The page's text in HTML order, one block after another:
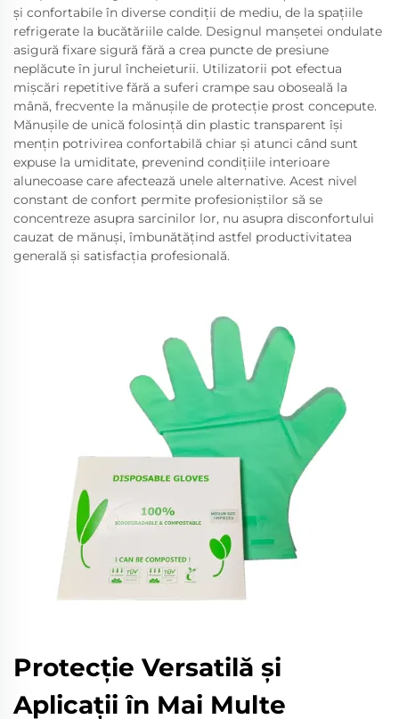
și confortabile în diverse condiții de mediu, de la spațiile
refrigerate la bucătăriile calde. Designul manșetei ondulate
asigură fixare sigură fără a crea puncte de presiune
neplăcute în jurul încheieturii. Utilizatorii pot efectua
mișcări repetitive fără a suferi crampe sau oboseală la
mână, frecvente la mănușile de protecție prost concepute.
Mănușile de unică folosință din plastic transparent își
mențin potrivirea confortabilă chiar și atunci când sunt
expuse la umiditate, prevenind condițiile interioare
alunecoase care afectează unele alternative. Acest nivel
constant de confort permite profesioniștilor să se
concentreze asupra sarcinilor lor, nu asupra disconfortului
cauzat de mănuși, îmbunătățind astfel productivitatea
generală și satisfacția profesională.
Protecție Versatilă și
Aplicații în Mai Multe